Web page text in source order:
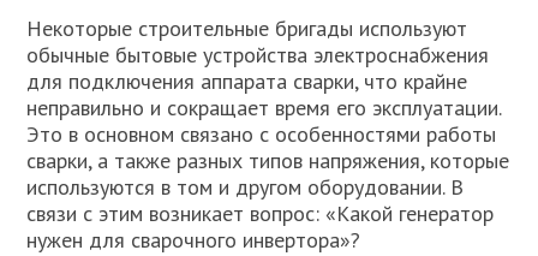
Некоторые строительные бригады используют
обычные бытовые устройства электроснабжения
для подключения аппарата сварки, что крайне
неправильно и сокращает время его эксплуатации.
Это в основном связано с особенностями работы
сварки, а также разных типов напряжения, которые
используются в том и другом оборудовании. В
связи с этим возникает вопрос: «Какой генератор
нужен для сварочного инвертора»?